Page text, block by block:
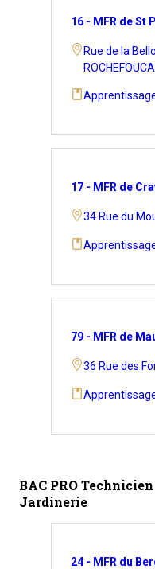
16 - MFR de St
Rue de la
17 - MFR de
34 Rue du
79 - MFR de
36 Rue des
BAC PRO
Jardinerie
24 - MFR du